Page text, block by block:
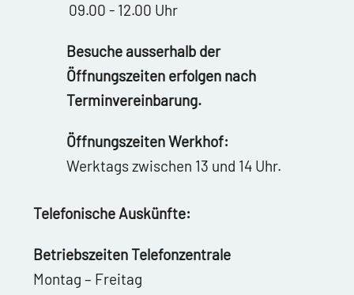
09.00 - 12.00 Uhr
Besuche ausserhalb der
Öffnungszeiten erfolgen nach
Terminvereinbarung.
Öffnungszeiten Werkhof:
Werktags zwischen 13 und 14 Uhr.
Telefonische Auskünfte:
Betriebszeiten Telefonzentrale
Montag – Freitag